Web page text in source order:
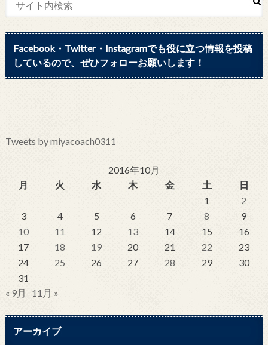
Facebook・Twitter・Instagramでも役に立つ情報を投稿
しているので、ぜひフォローお願いします！
Tweets by miyacoach0311
2016年10月
月
火 水 木 金 土
日
1
2
3
4 5 6 7 8
9
10
11 12 13 14 15
16
17
18 19 20 21 22
23
24
25 26 27 28 29
30
31
« 9月
11月 »
アーカイブ